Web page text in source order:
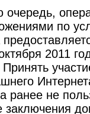
очередь,
по
2011
Принять
ранее не
заключения